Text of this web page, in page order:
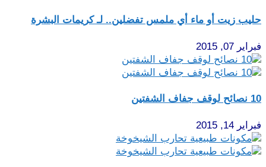
حليب زيت أو ماء أي ملمس تفضلين.. لـ كريمات البشرة
فبراير 07, 2015
10 نصائح لوقف جفاف الشفتين
فبراير 14, 2015